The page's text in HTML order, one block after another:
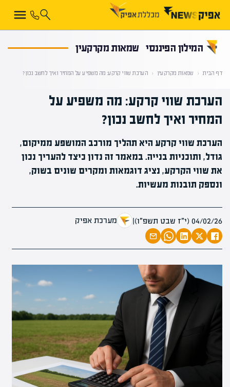
המילון הפיננסי שמאות מקרקעין
דף הבית ‹ שמאות מקרקעין ‹ הערכת שווי קרקע: מה משפיע על המחיר ואיך לחשב נכון?
הערכת שווי קרקע: מה משפיע על
המחיר ואיך לחשב נכון?
הערכת שווי קרקע היא תהליך מורכב המושפע ממיקום,
גודל, ותוכניות בנייה. במאמר זה נדון כיצד להעריך נכון
את שווי הקרקע, נציג דוגמאות ומקרים שונים בשוק,
ונספק תובנות מעשיות.
04/02/26 (י״ז שבט תשפ״ו) | מערכת אפיק